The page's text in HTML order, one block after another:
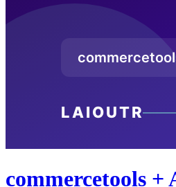
commercetools +